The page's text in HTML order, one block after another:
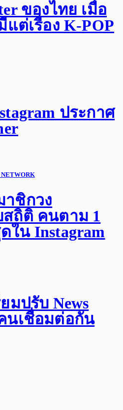
ของไทย เมื่อ
ต่เรื่อง K-POP
ประกาศ
NETWORK
าชิกวง
สถิติ คนตาม 1
ใน Instagram
มปรับ News
นเชื่อมต่อกัน